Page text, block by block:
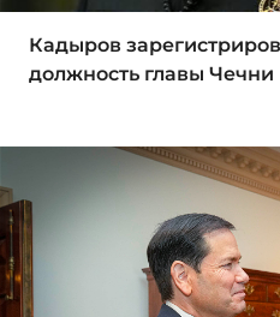
Кадыров
должность главы Чечни